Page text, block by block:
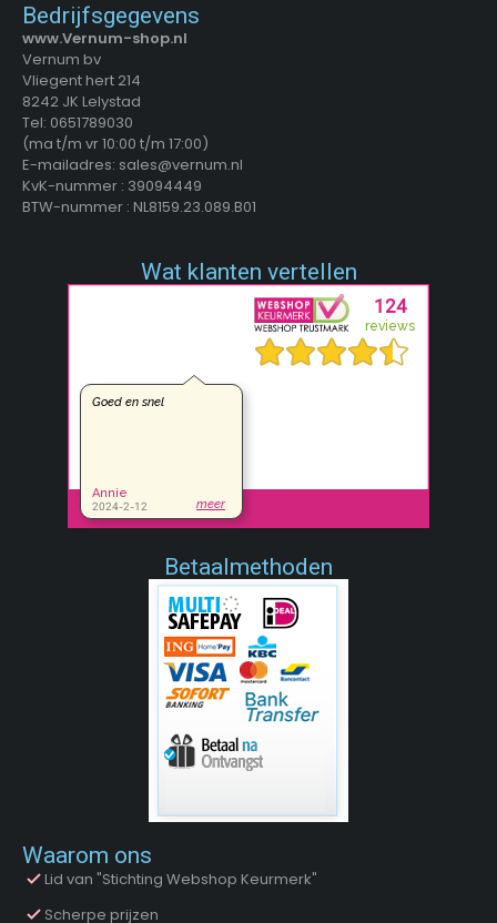
Bedrijfsgegevens
www.Vernum-shop.nl
Vernum bv
Vliegent hert 214
8242 JK Lelystad
Tel: 0651789030
(ma t/m vr 10:00 t/m 17:00)
E-mailadres: sales@vernum.nl
KvK-nummer : 39094449
BTW-nummer : NL8159.23.089.B01
Wat klanten vertellen
Betaalmethoden
Waarom ons
Lid van "Stichting Webshop Keurmerk"
Scherpe prijzen